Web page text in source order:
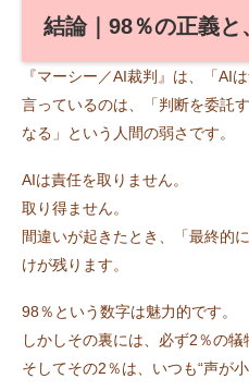
結論｜98％の正義と
『マーシー／AI裁判』は、「AI
言っているのは、「判断を委託
なる」という人間の弱さです。
AIは責任を取りません。
取り得ません。
間違いが起きたとき、「最終的
けが残ります。
98％という数字は魅力的です。
しかしその裏には、必ず2％の犠
そしてその2％は、いつも“声が